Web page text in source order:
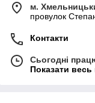
м.
провулок
Контакти
Сьогодні
Показати весь